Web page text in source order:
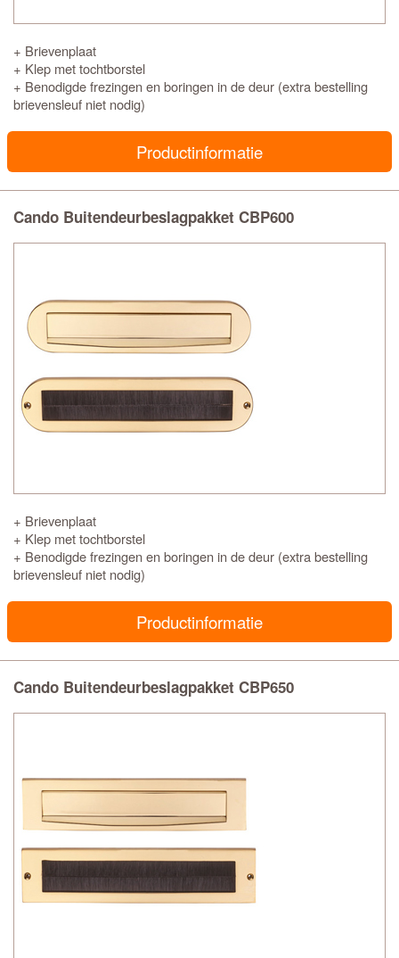
+ Brievenplaat
+ Klep met tochtborstel
+ Benodigde frezingen en boringen in de deur (extra bestelling
brievensleuf niet nodig)
Productinformatie
Cando Buitendeurbeslagpakket CBP600
+ Brievenplaat
+ Klep met tochtborstel
+ Benodigde frezingen en boringen in de deur (extra bestelling
brievensleuf niet nodig)
Productinformatie
Cando Buitendeurbeslagpakket CBP650